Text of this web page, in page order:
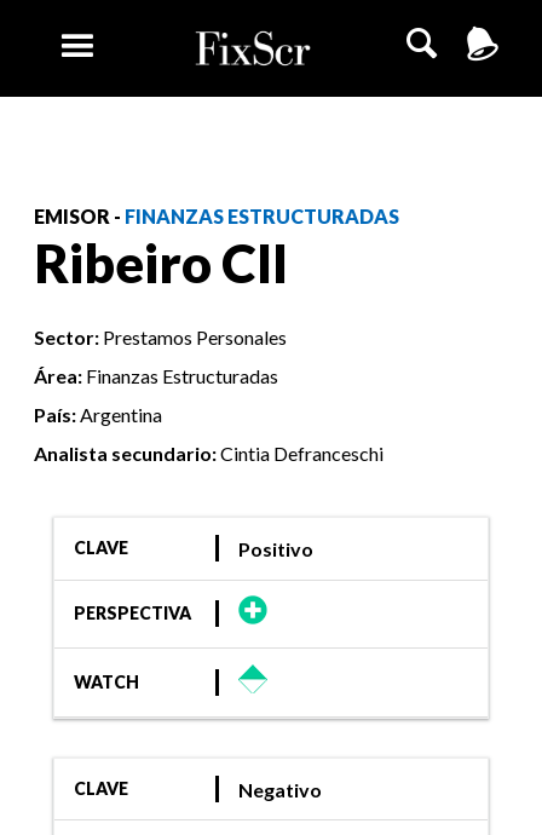
EMISOR - FINANZAS ESTRUCTURADAS
Ribeiro CII
Sector: Prestamos Personales
Área: Finanzas Estructuradas
País:Argentina
Analista secundario:Cintia Defranceschi
CLAVE Positivo
PERSPECTIVA
WATCH
CLAVE Negativo